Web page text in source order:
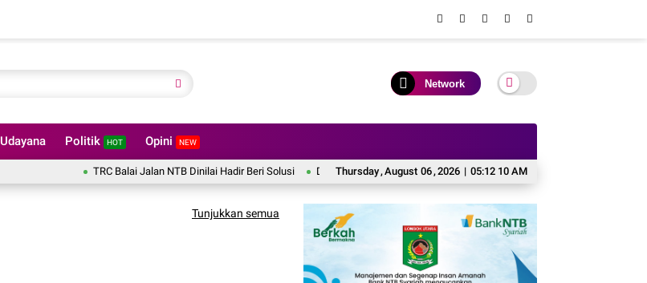
Network
Udayana Politik HOT Opini NEW
Thursday,August 06,2026 | 05:12 12 AM
TRC Balai Jalan NTB Dinilai Hadir Beri Solusi Diduga Janggal, Garda Satu Minta KPK Awasi Proyek Bibit Bawang di Sumbawa
Tunjukkan semua